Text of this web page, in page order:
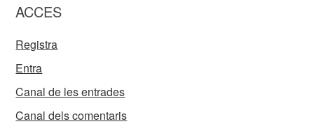
ACCES
Registra
Entra
Canal de les entrades
Canal dels comentaris